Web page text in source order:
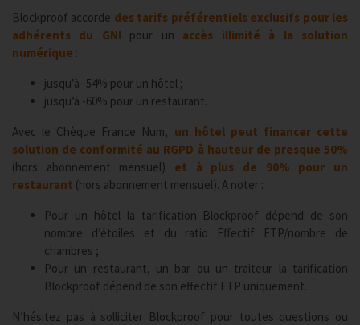
Blockproof accorde des tarifs préférentiels exclusifs pour les
adhérents du GNI pour un accès illimité à la solution
numérique :
jusqu’à -54% pour un hôtel ;
jusqu’à -60% pour un restaurant.
Avec le Chèque France Num, un hôtel peut financer cette
solution de conformité au RGPD à hauteur de presque 50%
(hors abonnement mensuel) et à plus de 90% pour un
restaurant (hors abonnement mensuel). A noter :
Pour un hôtel la tarification Blockproof dépend de son
nombre d’étoiles et du ratio Effectif ETP/nombre de
chambres ;
Pour un restaurant, un bar ou un traiteur la tarification
Blockproof dépend de son effectif ETP uniquement.
N’hésitez pas à solliciter Blockproof pour toutes questions ou